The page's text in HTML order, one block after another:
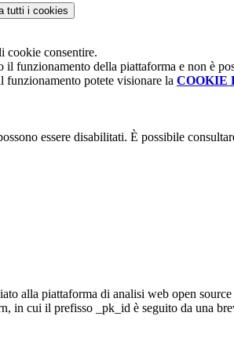
tutti i cookies
cookie consentire.
il funzionamento della piattaforma e non è
funzionamento potete visionare la COOKIE
essere disabilitati. È possibile
alla piattaforma di analisi web open
in cui il prefisso _pk_id è seguito da una